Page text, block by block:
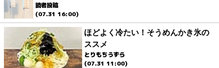
読者投稿
(07.31 16:00)
ほどよく冷たい！そうめんかき氷の
ススメ
とりもちうずら
(07.31 11:00)